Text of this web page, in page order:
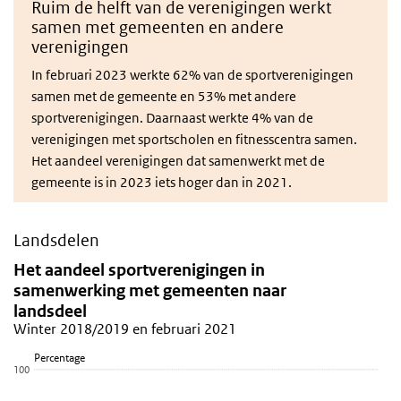
Ruim de helft van de verenigingen werkt
samen met gemeenten en andere
verenigingen
In februari 2023 werkte 62% van de sportverenigingen
samen met de gemeente en 53% met andere
sportverenigingen. Daarnaast werkte 4% van de
verenigingen met sportscholen en fitnesscentra samen.
Het aandeel verenigingen dat samenwerkt met de
gemeente is in 2023 iets hoger dan in 2021.
Landsdelen
Skip chart 'Het aandeel sportverenigingen in samenwerking met
Het aandeel sportverenigingen in samenwerking
Bar chart with 2 data series.
Winter 2018/2019 en februari 2021
View as data table, Het aandeel sportverenigingen in
The chart has 1 X axis displaying categories.
Percentage
Het aandeel sportverenigingen in
samenwerking met gemeenten naar
landsdeel
Winter 2018/2019 en februari 2021
100